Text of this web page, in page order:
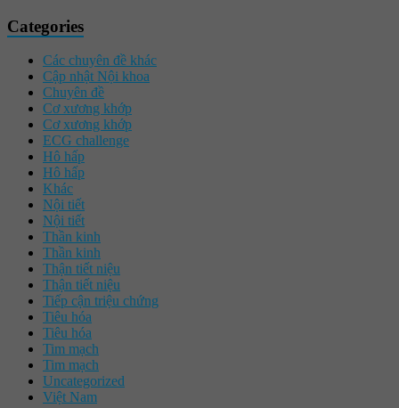
Categories
Các chuyên đề khác
Cập nhật Nội khoa
Chuyên đề
Cơ xương khớp
Cơ xương khớp
ECG challenge
Hô hấp
Hô hấp
Khác
Nội tiết
Nội tiết
Thần kinh
Thần kinh
Thận tiết niệu
Thận tiết niệu
Tiếp cận triệu chứng
Tiêu hóa
Tiêu hóa
Tim mạch
Tim mạch
Uncategorized
Việt Nam